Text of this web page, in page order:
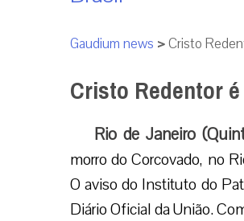
Gaudium news >Cristo
Cristo Redentor
Rio de Janeiro
morro do Corcovado, no
O aviso do Instituto do
Diário Oficial da União.